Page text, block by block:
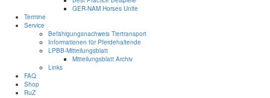
GER-NAM Horses Unite
Termine
Service
Befähigungsnachweis Tiertransport
Informationen für Pferdehaltende
LPBB-Mitteilungsblatt
Mitteilungsblatt Archiv
Links
FAQ
Shop
RuZ